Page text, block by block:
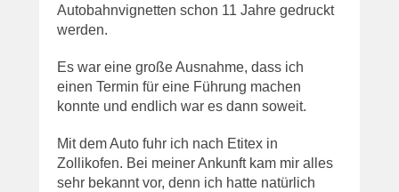
Autobahnvignetten schon 11 Jahre gedruckt
werden.
Es war eine große Ausnahme, dass ich
einen Termin für eine Führung machen
konnte und endlich war es dann soweit.
Mit dem Auto fuhr ich nach Etitex in
Zollikofen. Bei meiner Ankunft kam mir alles
sehr bekannt vor, denn ich hatte natürlich